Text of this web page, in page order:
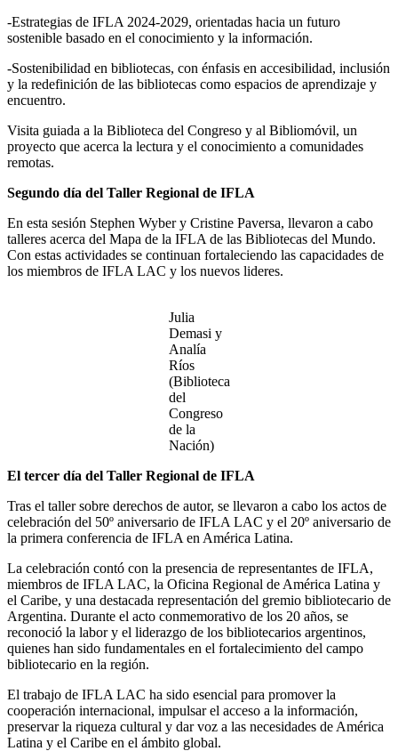
-Estrategias de IFLA 2024-2029, orientadas hacia un futuro
sostenible basado en el conocimiento y la información.
-Sostenibilidad en bibliotecas, con énfasis en accesibilidad, inclusión
y la redefinición de las bibliotecas como espacios de aprendizaje y
encuentro.
Visita guiada a la Biblioteca del Congreso y al Bibliomóvil, un
proyecto que acerca la lectura y el conocimiento a comunidades
remotas.
Segundo día del Taller Regional de IFLA
En esta sesión Stephen Wyber y Cristine Paversa, llevaron a cabo
talleres acerca del Mapa de la IFLA de las Bibliotecas del Mundo.
Con estas actividades se continuan fortaleciendo las capacidades de
los miembros de IFLA LAC y los nuevos lideres.
Julia
Demasi y
Analía
Ríos
(Biblioteca
del
Congreso
de la
Nación)
El tercer día del Taller Regional de IFLA
Tras el taller sobre derechos de autor, se llevaron a cabo los actos de
celebración del 50º aniversario de IFLA LAC y el 20º aniversario de
la primera conferencia de IFLA en América Latina.
La celebración contó con la presencia de representantes de IFLA,
miembros de IFLA LAC, la Oficina Regional de América Latina y
el Caribe, y una destacada representación del gremio bibliotecario de
Argentina. Durante el acto conmemorativo de los 20 años, se
reconoció la labor y el liderazgo de los bibliotecarios argentinos,
quienes han sido fundamentales en el fortalecimiento del campo
bibliotecario en la región.
El trabajo de IFLA LAC ha sido esencial para promover la
cooperación internacional, impulsar el acceso a la información,
preservar la riqueza cultural y dar voz a las necesidades de América
Latina y el Caribe en el ámbito global.